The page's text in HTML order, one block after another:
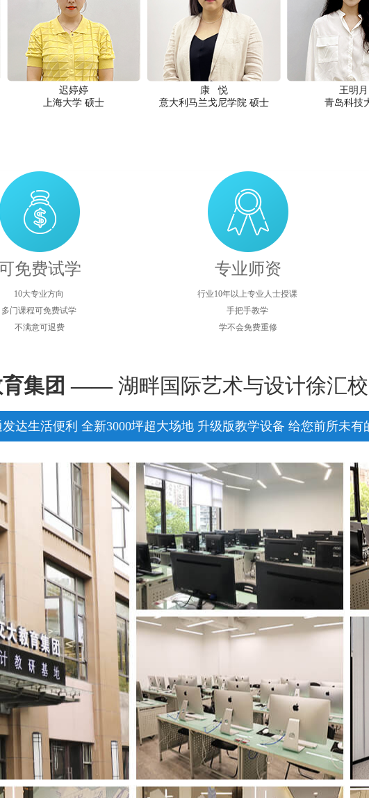
迟婷婷
上海大学 硕士
康 悦
意大利马兰戈尼学院 硕士
王明月
青岛科技
免费试学
10大专业方向
多门课程可免费试学
不满意可退费
专业师资
行业10年以上专业人士授课
手把手教学
学不会免费重修
育集团 ——湖畔国际艺术与设计徐汇
达生活便利 全新3000坪超大场地 升级版教学设备 给您前所未有